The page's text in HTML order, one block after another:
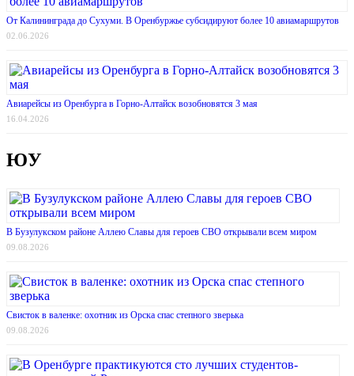
От Калининграда до Сухуми. В Оренбуржье субсидируют более 10 авиамаршрутов
02.06.2026
Авиарейсы из Оренбурга в Горно-Алтайск возобновятся 3 мая
16.04.2026
ЮУ
В Бузулукском районе Аллею Славы для героев СВО открывали всем миром
09.08.2026
Свисток в валенке: охотник из Орска спас степного зверька
09.08.2026